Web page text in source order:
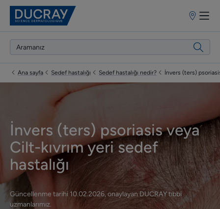
Satış
Ana sayfa Sedef hastalığı Sedef hastalığı nedir? İnvers (ters)
İnvers (ters) psoriasis veya
Cilt-kıvrım yeri sedef
hastalığı
Güncellenme tarihi 10.02.2026, onaylayan DUCRAY tıbbi
uzmanlarımız.